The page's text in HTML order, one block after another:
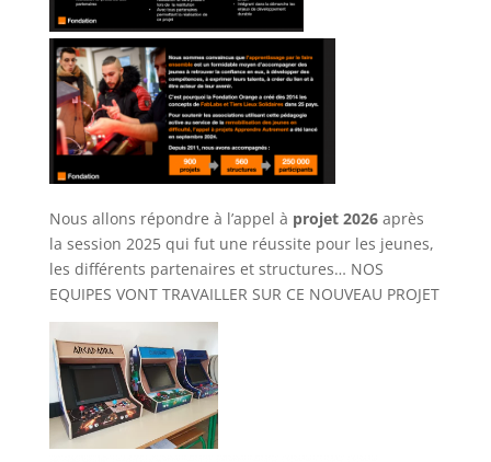
Nous allons répondre à l’appel à projet 2026après
la session 2025 qui fut une réussite pour les jeunes,
les différents partenaires et structures… NOS
EQUIPES VONT TRAVAILLER SUR CE NOUVEAU PROJET